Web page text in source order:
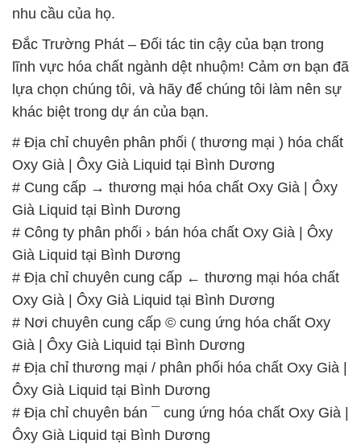
nhu cầu của họ.
Đắc Trường Phát – Đối tác tin cậy của bạn trong
lĩnh vực hóa chất ngành dệt nhuộm! Cảm ơn bạn đã
lựa chọn chúng tôi, và hãy để chúng tôi làm nên sự
khác biệt trong dự án của bạn.
# Địa chỉ chuyên phân phối ( thương mại ) hóa chất
Oxy Già | Ôxy Già Liquid tại Bình Dương
# Cung cấp → thương mại hóa chất Oxy Già | Ôxy
Già Liquid tại Bình Dương
# Công ty phân phối › bán hóa chất Oxy Già | Ôxy
Già Liquid tại Bình Dương
# Địa chỉ chuyên cung cấp ← thương mại hóa chất
Oxy Già | Ôxy Già Liquid tại Bình Dương
# Nơi chuyên cung cấp © cung ứng hóa chất Oxy
Già | Ôxy Già Liquid tại Bình Dương
# Địa chỉ thương mại / phân phối hóa chất Oxy Già |
Ôxy Già Liquid tại Bình Dương
# Địa chỉ chuyên bán ¯ cung ứng hóa chất Oxy Già |
Ôxy Già Liquid tại Bình Dương